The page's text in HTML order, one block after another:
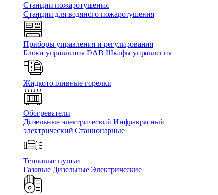
Станции пожаротушения
Станции для водяного пожаротушения
Приборы управления и регулирования
Блоки управления DAB Шкафы управления
Жидкотопливные горелки
Обогреватели
Дизельные электрический Инфракрасный
электрический Стационарные
Тепловые пушки
Газовые Дизельные Электрические